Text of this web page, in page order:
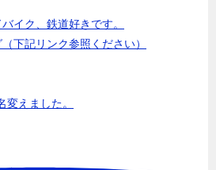
イク、鉄道好きです。
下記リンク参照ください）
えました。